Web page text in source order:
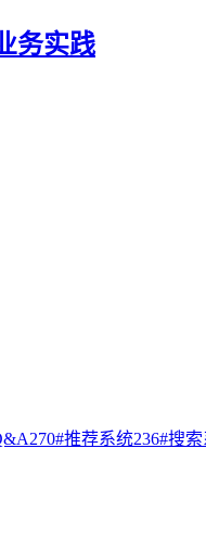
务实践
270#推荐系统236#搜